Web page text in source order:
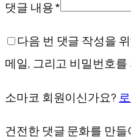
댓글 내용 *
다음 번 댓글 작성을
메일, 그리고 비밀번호
소마코 회원이신가요?
건전한 댓글 문화를 만